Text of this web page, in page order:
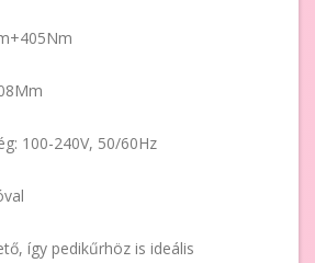
100-240V, 50/60Hz
így pedikűrhöz is ideális